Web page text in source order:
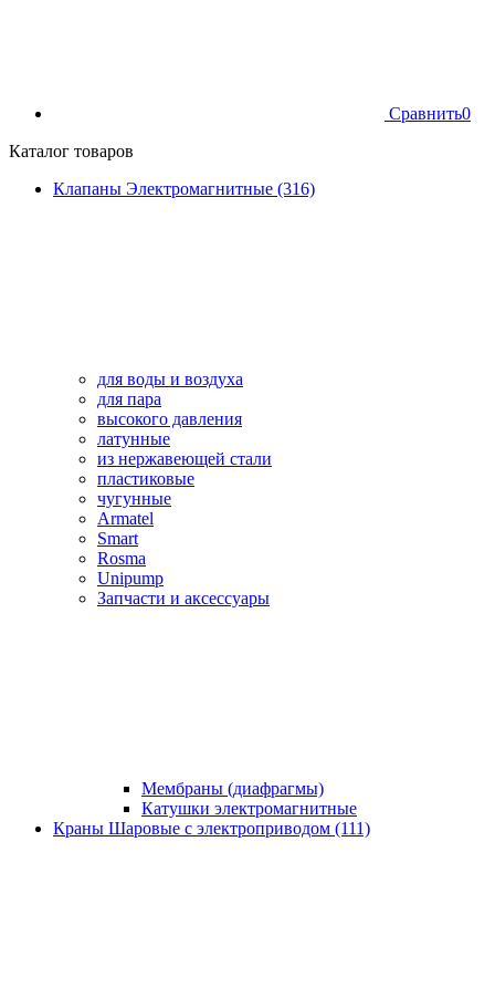
Сравнить0
Каталог товаров
Клапаны Электромагнитные (316)
для воды и воздуха
для пара
высокого давления
латунные
из нержавеющей стали
пластиковые
чугунные
Armatel
Smart
Rosma
Unipump
Запчасти и аксессуары
Мембраны (диафрагмы)
Катушки электромагнитные
Краны Шаровые с электроприводом (111)